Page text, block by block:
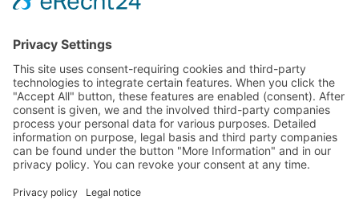
41564 Kaarst
Nezávazně a zdarma
Vyžádat si informace